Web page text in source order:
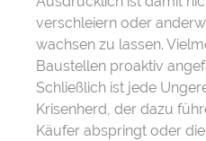
verschleiern oder
wachsen zu lassen.
Baustellen proaktiv
Schließlich ist jede
Krisenherd, der dazu
Käufer abspringt oder